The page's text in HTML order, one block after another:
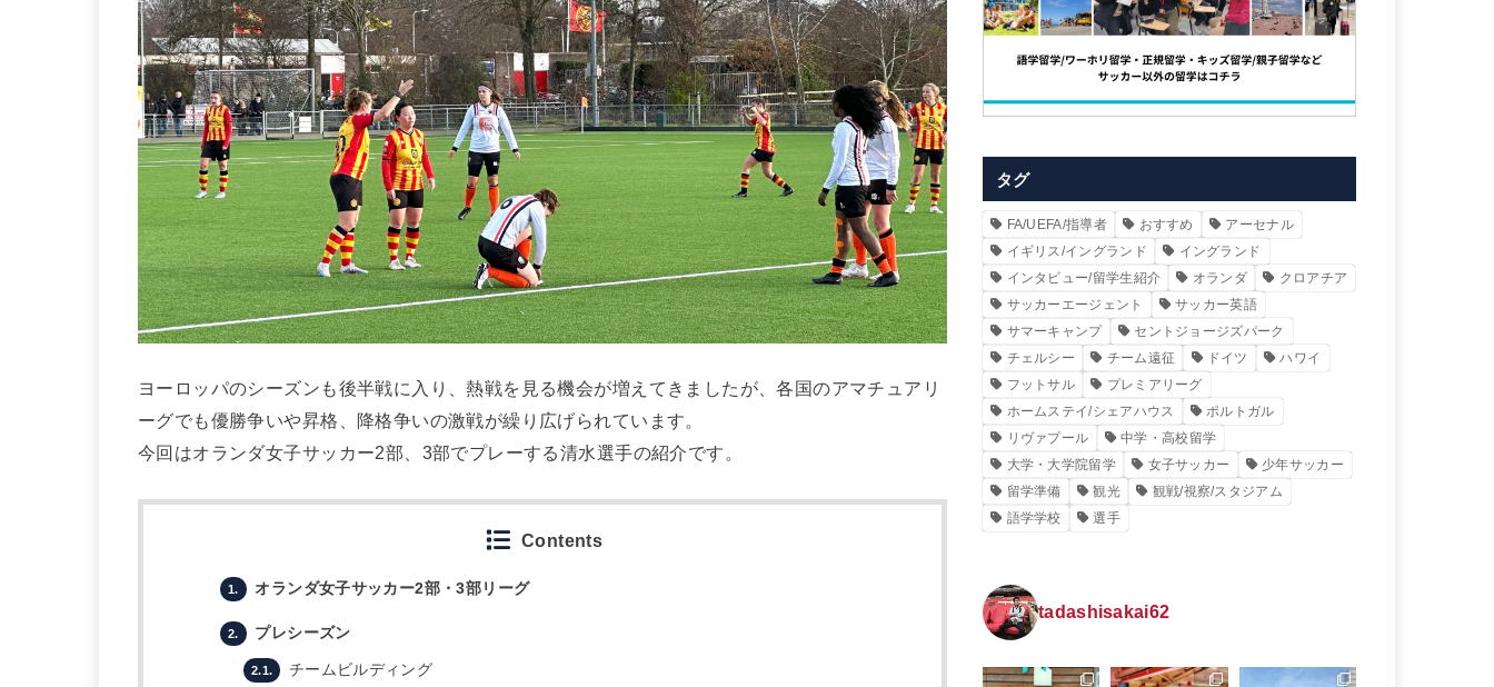
ヨーロッパのシーズンも後半戦に入り、熱戦を見る機会が増えてきましたが、各国のアマチュアリ
ーグでも優勝争いや昇格、降格争いの激戦が繰り広げられています。
今回はオランダ女子サッカー2部、3部でプレーする清水選手の紹介です。
Contents
1. オランダ女子サッカー2部・3部リーグ
2. プレシーズン
2.1. チームビルディング
タグ
FA/UEFA/指導者 おすすめ
アーセナル
イギリス/イングランド
イングランド
インタビュー/留学生紹介
オランダ
クロアチア
サッカーエージェント
サッカー英語
サマーキャンプ
セントジョージズパーク
チェルシー
チーム遠征 ドイツ
ハワイ
フットサル
プレミアリーグ
ホームステイ/シェアハウス
ポルトガル
リヴァプール
中学・高校留学
大学・大学院留学
女子サッカー
少年サッカー
留学準備
観光
観戦/視察/スタジアム
語学学校
選手
tadashisakai62